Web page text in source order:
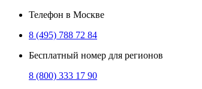
Телефон в Москве
8 (495) 788 72 84
Бесплатный номер для регионов
8 (800) 333 17 90